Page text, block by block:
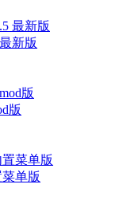
新版
版
单版